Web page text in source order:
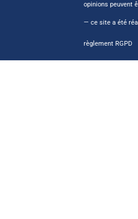
opinions peuvent
— ce site a été
règlement RGPD